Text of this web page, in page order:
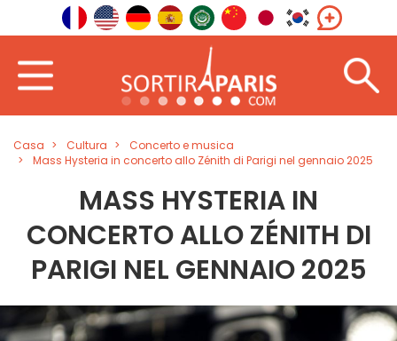
Casa Cultura
Concerto e musica
Mass Hysteria in concerto allo Zénith di Parigi nel gennaio 2025
MASS HYSTERIA IN
CONCERTO ALLO ZÉNITH DI
PARIGI NEL GENNAIO 2025